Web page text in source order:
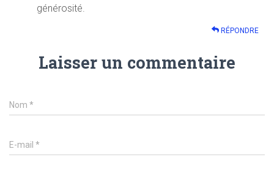
générosité.
RÉPONDRE
Laisser un commentaire
Nom *
E-mail *